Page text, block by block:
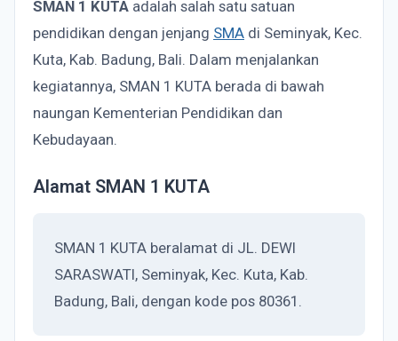
SMAN 1 KUTA adalah salah satu satuan
pendidikan dengan jenjang SMA di Seminyak, Kec.
Kuta, Kab. Badung, Bali. Dalam menjalankan
kegiatannya, SMAN 1 KUTA berada di bawah
naungan Kementerian Pendidikan dan
Kebudayaan.
Alamat SMAN 1 KUTA
SMAN 1 KUTA beralamat di JL. DEWI
SARASWATI, Seminyak, Kec. Kuta, Kab.
Badung, Bali, dengan kode pos 80361.